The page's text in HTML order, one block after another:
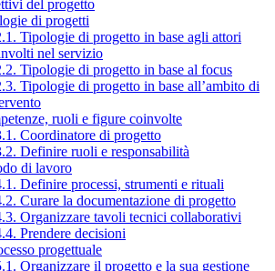
del progetto
di progetti
Tipologie di progetto in base agli attori
nel servizio
Tipologie di progetto in base al focus
Tipologie di progetto in base all’ambito di
ruoli e figure coinvolte
Coordinatore di progetto
Definire ruoli e responsabilità
di lavoro
Definire processi, strumenti e rituali
Curare la documentazione di progetto
Organizzare tavoli tecnici collaborativi
Prendere decisioni
progettuale
Organizzare il progetto e la sua gestione